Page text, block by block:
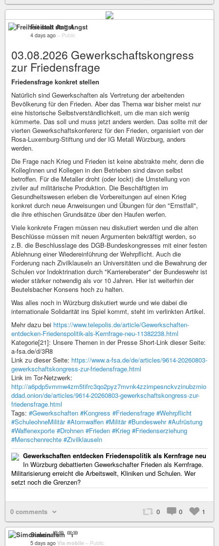
Freiheit statt Angst
4 days ago – Public
03.08.2026 Gewerkschaftskongress
zur Friedensfrage
Friedensfrage konkret stellen
Natürlich sind Gewerkschaften als Vertretung der arbeitenden
Bevölkerung für den Frieden. Aber das Thema war bisher meist nur
eine historische Selbstverständlichkeit, um die man sich wenig
kümmerte. Das soll und muss jetzt anders werden. Das sollte mit der
vierten Gewerkschaftskonferenz für den Frieden, organisiert von der
Rosa-Luxemburg-Stiftung und der IG Metall Würzburg, anders
werden.
Die Frage nach Krieg und Frieden ist keine abstrakte mehr, denn die
KollegInnen und Kollegen in den Betrieben sind davon selbst
betroffen. Für die Metaller droht (oder lockt) die Umstellung von
ziviler auf militärische Produktion. Die Beschäftigten im
Gesundheitswesen erleben die Vorbereitungen auf einen Krieg
konkret durch neue Anweisungen und Übungen für den "Ernstfall",
die ihre ethischen Grundsätze über den Haufen werfen.
Viele konkrete Fragen müssen neu diskutiert werden und die alten
Beschlüsse müssen mit neuen Argumenten bekräftigt werden, so
z.B. die Beschlusslage des DGB-Bundeskongresses mit einer festen
Ablehnung einer Wiedereinführung der Wehrpflicht. Auch die
Forderung nach Zivilklauseln an Universitäten und die Bewahrung der
Schulen vor Indoktrination durch "Karriereberater" der Bundeswehr ist
wieder stärker notwendig als vor 10 Jahren. Hier ist weiterhin der
Beutelsbacher Konsens hoch zu halten.
Was alles noch in Würzburg diskutiert wurde und wie dabei die
internationale Solidarität ins Spiel kommt, steht im verlinkten Artikel.
Mehr dazu bei https://www.telepolis.de/article/Gewerkschaften-
entdecken-Friedenspolitik-als-Kernfrage-neu-11382238.html
Kategorie[21]: Unsere Themen in der Presse Short-Link dieser Seite:
a-fsa.de/d/3R8
Link zu dieser Seite: https://www.a-fsa.de/de/articles/9614-20260803-
gewerkschaftskongress-zur-friedensfrage.html
Link im Tor-Netzwerk:
http://a6pdp5vmmw4zm5tifrc3qo2pyz7mvnk4zzimpesnckvzinubzmio
ddad.onion/de/articles/9614-20260803-gewerkschaftskongress-zur-
friedensfrage.html
Tags: #Gewerkschaften #Kongress #Friedensfrage #Wehrpflicht
#SchuleohneMilitär #Atomwaffen #Militär #Bundeswehr #Aufrüstung
#Waffenexporte #Drohnen #Frieden #Krieg #Friedenserziehung
#Menschenrechte #Zivilklauseln
Gewerkschaften entdecken Friedenspolitik als Kernfrage neu
In Würzburg debattierten Gewerkschafter Frieden als Kernfrage.
Militarisierung erreicht die Arbeitswelt, Kliniken und Schulen. Wer
setzt noch die Grenzen?
0 comments 0 0 1
Simonalein ⁽⁽⁽i⁾⁾⁾
5 days ago Via mobile – Public